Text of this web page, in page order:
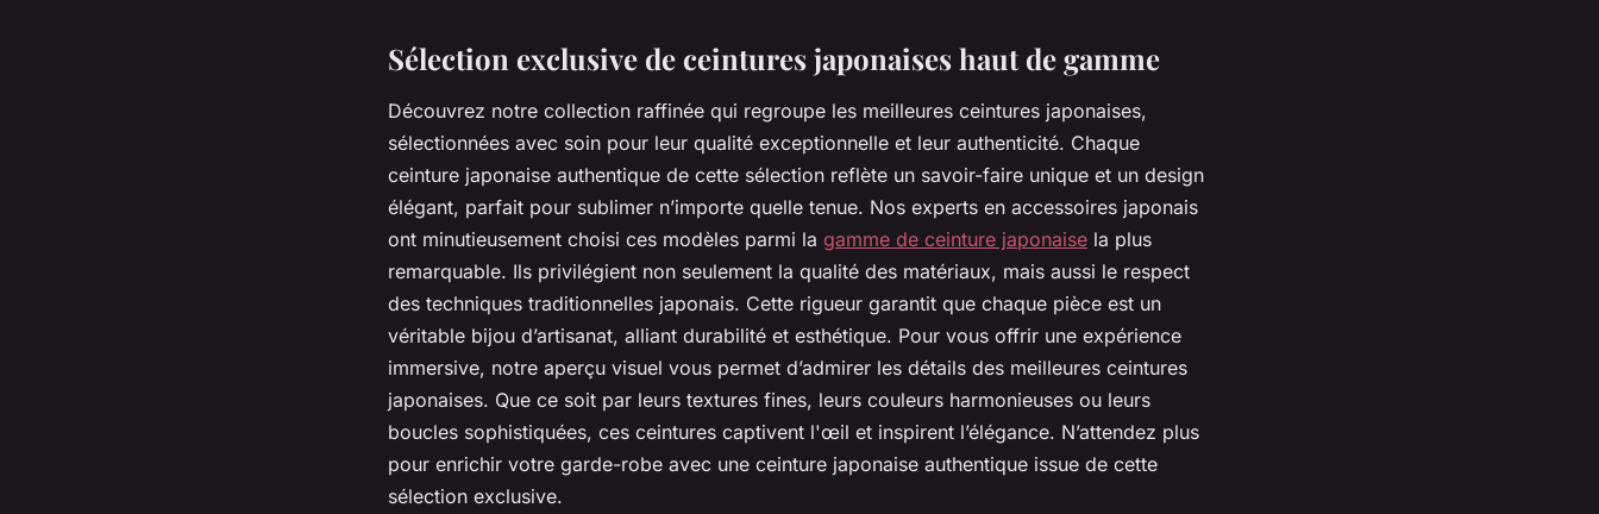
Sélection exclusive de ceintures japonaises haut de gamme
Découvrez notre collection raffinée qui regroupe les meilleures ceintures japonaises,
sélectionnées avec soin pour leur qualité exceptionnelle et leur authenticité. Chaque
ceinture japonaise authentique de cette sélection reflète un savoir-faire unique et un design
élégant, parfait pour sublimer n’importe quelle tenue. Nos experts en accessoires japonais
ont minutieusement choisi ces modèles parmi la gamme de ceinture japonaise la plus
remarquable. Ils privilégient non seulement la qualité des matériaux, mais aussi le respect
des techniques traditionnelles japonais. Cette rigueur garantit que chaque pièce est un
véritable bijou d’artisanat, alliant durabilité et esthétique. Pour vous offrir une expérience
immersive, notre aperçu visuel vous permet d’admirer les détails des meilleures ceintures
japonaises. Que ce soit par leurs textures fines, leurs couleurs harmonieuses ou leurs
boucles sophistiquées, ces ceintures captivent l'œil et inspirent l’élégance. N’attendez plus
pour enrichir votre garde-robe avec une ceinture japonaise authentique issue de cette
sélection exclusive.